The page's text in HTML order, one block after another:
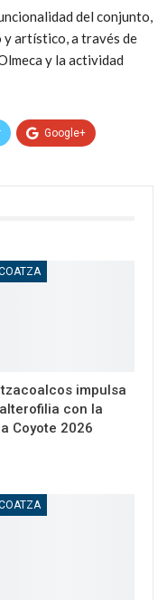
del conjunto,
artístico, a través de
y la actividad
Google+
impulsa
con la
Coyote 2026